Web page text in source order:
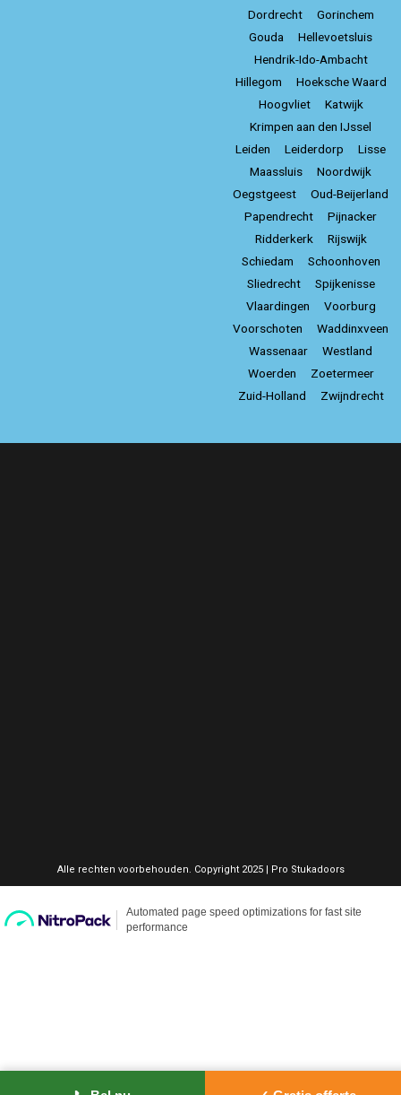
Dordrecht
Gorinchem
Gouda
Hellevoetsluis
Hendrik-Ido-Ambacht
Hillegom
Hoeksche Waard
Hoogvliet
Katwijk
Krimpen aan den IJssel
Leiden
Leiderdorp
Lisse
Maassluis
Noordwijk
Oegstgeest
Oud-Beijerland
Papendrecht
Pijnacker
Ridderkerk
Rijswijk
Schiedam
Schoonhoven
Sliedrecht
Spijkenisse
Vlaardingen
Voorburg
Voorschoten
Waddinxveen
Wassenaar
Westland
Woerden
Zoetermeer
Zuid-Holland
Zwijndrecht
Alle rechten voorbehouden. Copyright 2025 | Pro Stukadoors